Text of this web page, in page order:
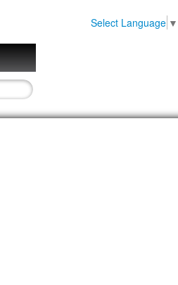
Select Language ▼